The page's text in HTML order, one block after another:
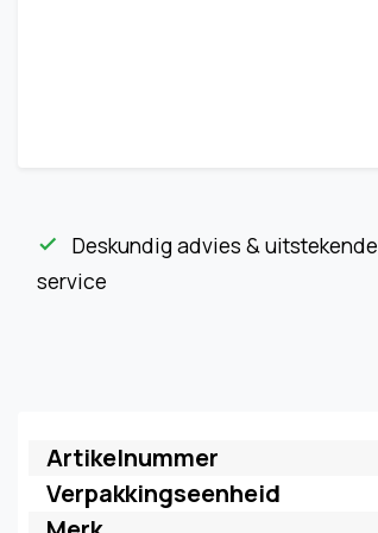
check
Deskundig advies & uitstekende
service
Artikelnummer
Verpakkingseenheid